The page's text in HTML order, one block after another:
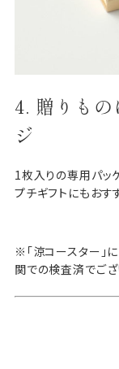
4. 贈りも
ジ
1枚入りの専用パッ
プチギフトにもおす
※「涼コースター」
関での検査済でござ